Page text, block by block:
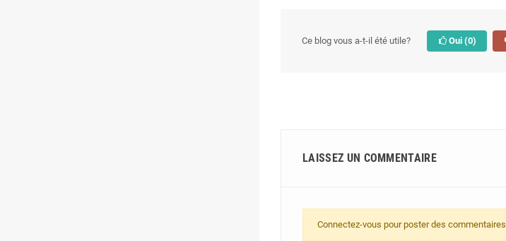
Ce blog vous a-t-il été utile? Oui (0)
LAISSEZ UN COMMENTAIRE
Connectez-vous pour poster des commentaires